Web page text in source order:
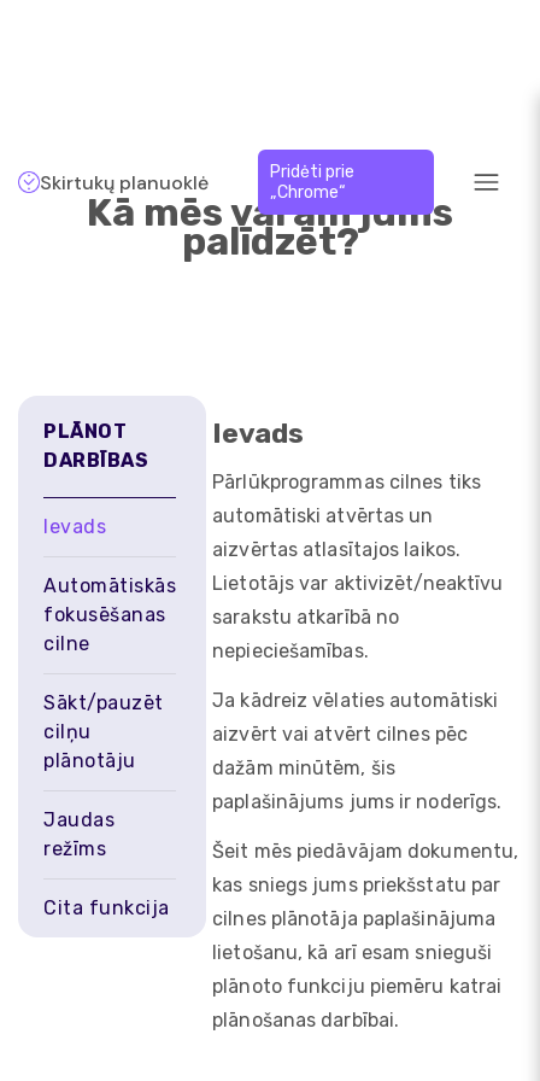
Skirtukų planuoklė
Pridėti prie
„Chrome“
Kā mēs varam jums
palīdzēt?
PLĀNOT
DARBĪBAS
Ievads
Automātiskās
fokusēšanas
cilne
Sākt/pauzēt
cilņu
plānotāju
Jaudas
režīms
Cita funkcija
Ievads
Pārlūkprogrammas cilnes tiks
automātiski atvērtas un
aizvērtas atlasītajos laikos.
Lietotājs var aktivizēt/neaktīvu
sarakstu atkarībā no
nepieciešamības.
Ja kādreiz vēlaties automātiski
aizvērt vai atvērt cilnes pēc
dažām minūtēm, šis
paplašinājums jums ir noderīgs.
Šeit mēs piedāvājam dokumentu,
kas sniegs jums priekšstatu par
cilnes plānotāja paplašinājuma
lietošanu, kā arī esam snieguši
plānoto funkciju piemēru katrai
plānošanas darbībai.